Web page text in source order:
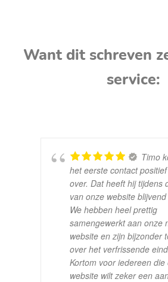
Want dit schreven
service:
Timo
het eerste contact
over. Dat heeft hij tijdens
van onze website
We hebben heel prettig
samengewerkt aan onze
website en zijn bijzonder
over het verfrissende
Kortom voor iedereen die
website wilt zeker een